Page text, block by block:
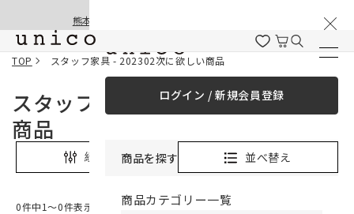
熊本地震の影響による配送遅延と停止について
ログイン / 新規会員登録
商品を探す
商品カテゴリー一覧
TOP スタッフ家具 - 202302次に欲しい商品
スタッフ家具 - 202302次に欲しい
商品
絞り込み 並べ替え
0件中1〜0件表示